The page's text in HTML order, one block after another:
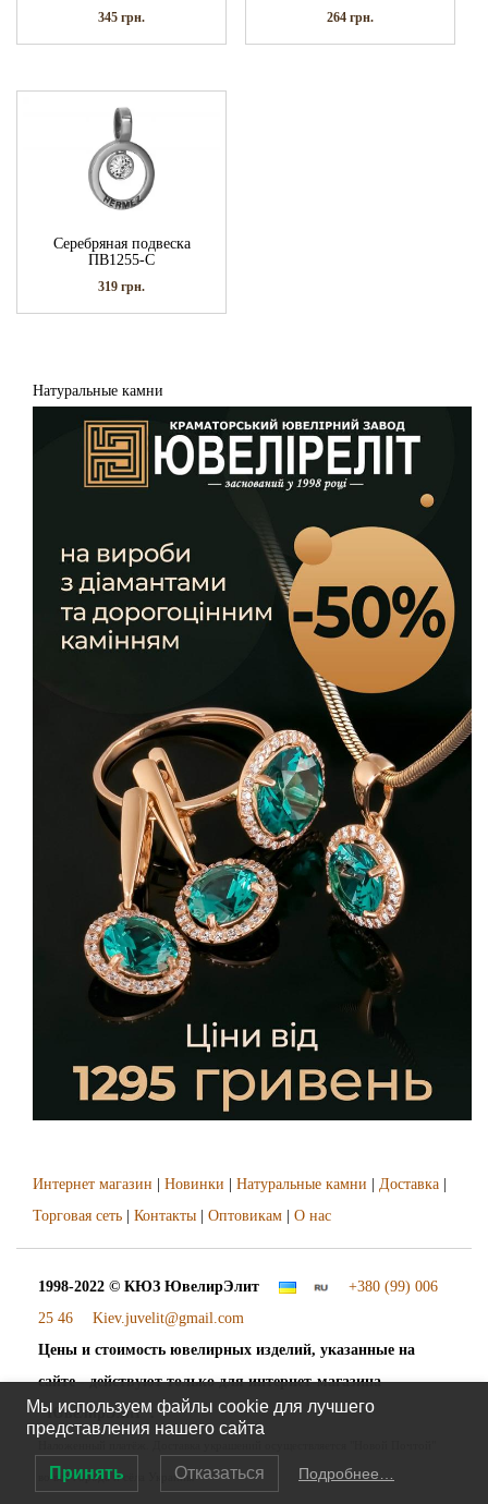
345грн. 264 грн.
Серебряная подвеска
ПВ1255-С
319грн.
Натуральные камни
Интернет магазин Новинки Натуральные камни Доставка
Торговая сеть
Контакты Оптовикам О нас
1998-2022 © КЮЗ ЮвелирЭлит
+380 (99) 006
25 46
Kiev.juvelit@gmail.com
Цены и стоимость ювелирных изделий, указанные на
сайте - действуют только для интернет-магазина
"ЮвелирЭлит".
во все города и сёла Украины
Мы используем файлы cookie для лучшего
представления нашего сайта
Принять Отказаться Подробнее…